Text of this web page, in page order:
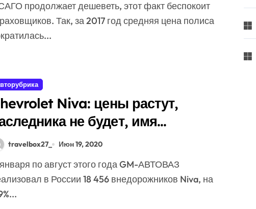
Так, за 2017 год средняя цена полиса
Niva: цены растут,
не будет, имя
travelbox27_ Июн 19, 2020
в России 18 456 внедорожников Niva, на